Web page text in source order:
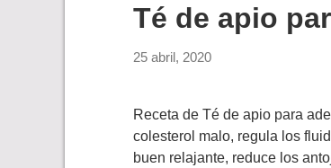
Té de apio
25 abril, 2020
Receta de Té de apio para
colesterol malo, regula los
buen relajante, reduce los